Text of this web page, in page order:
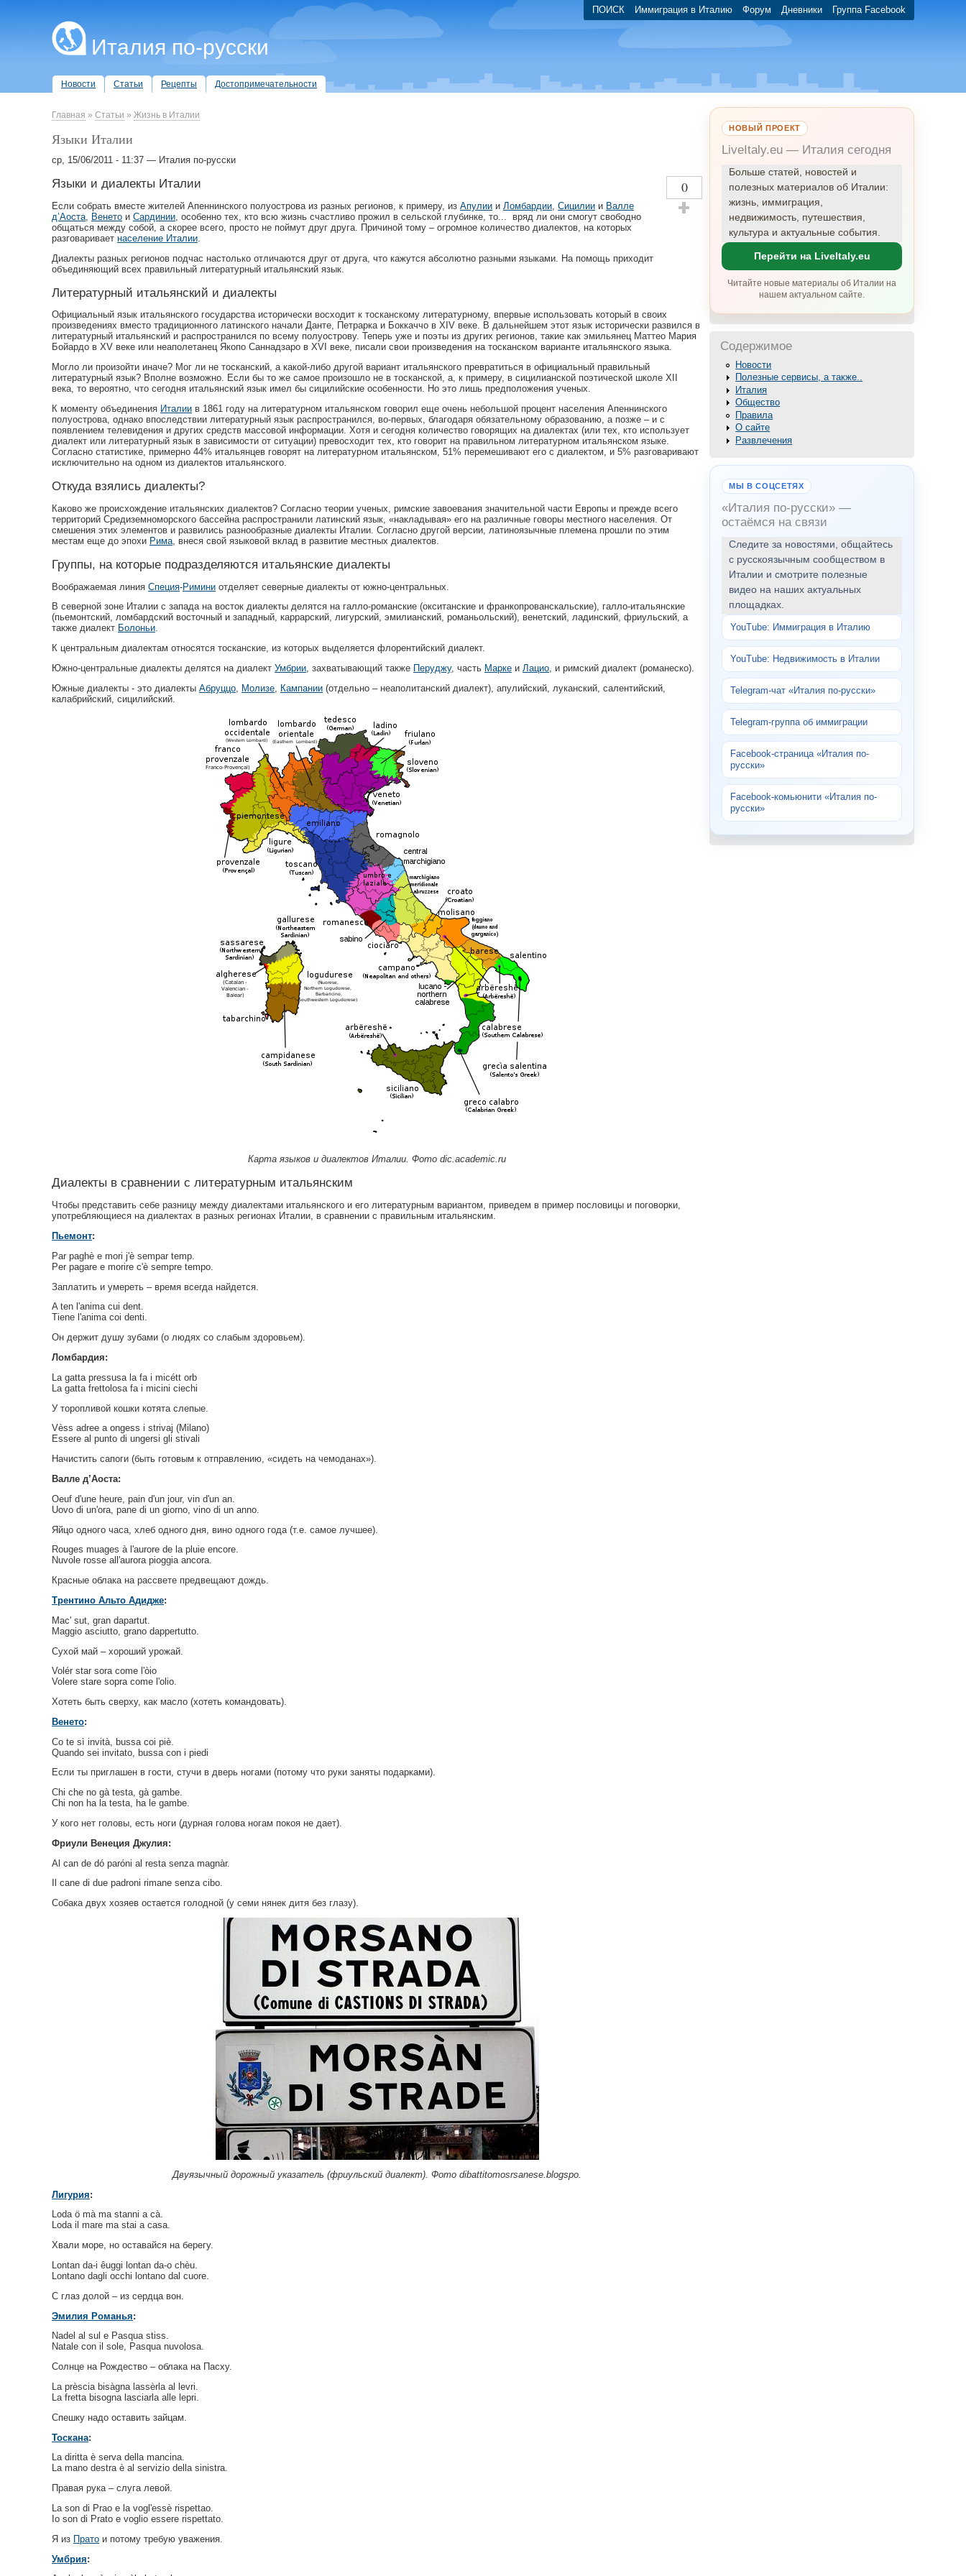
Италия по-русски
ПОИСК Иммиграция в Италию Форум Дневники Группа Facebook
Новости Статьи Рецепты Достопримечательности
Главная » Статьи » Жизнь в Италии
Языки Италии
ср, 15/06/2011 - 11:37 — Италия по-русски
0
Оставить плюсик!
Языки и диалекты Италии
Если собрать вместе жителей Апеннинского полуострова из разных регионов, к примеру, из Апулии и Ломбардии Сицилии и Валле
д’Аоста
Венето и Сардинии , особенно тех, кто всю жизнь счастливо прожил в сельской глубинке, то... вряд ли они смогут свободно
общаться между собой, а скорее всего, просто не поймут друг друга. Причиной тому – огромное количество диалектов, на которых
разговаривает население Италии
Диалекты разных регионов подчас настолько отличаются друг от друга, что кажутся абсолютно разными языками. На помощь приходит
объединяющий всех правильный литературный итальянский язык.
Литературный итальянский и диалекты
Официальный язык итальянского государства исторически восходит к тосканскому литературному, впервые использовать который в своих
произведениях вместо традиционного латинского начали Данте, Петрарка и Боккаччо в XIV веке. В дальнейшем этот язык исторически развился в
литературный итальянский и распространился по всему полуострову. Теперь уже и поэты из других регионов, такие как эмильянец Маттео Мария
Бойардо в XV веке или неаполетанец Якопо Саннадзаро в XVI веке, писали свои произведения на тосканском варианте итальянского языка.
Могло ли произойти иначе? Мог ли не тосканский, а какой-либо другой вариант итальянского превратиться в официальный правильный
литературный язык? Вполне возможно. Если бы то же самое произошло не в тосканской, а, к примеру, в сицилианской поэтической школе XII
века, то вероятно, что сегодня итальянский язык имел бы сицилийские особенности. Но это лишь предположения ученых.
К моменту объединения Италии в 1861 году на литературном итальянском говорил еще очень небольшой процент населения Апеннинского
полуострова, однако впоследствии литературный язык распространился, во-первых, благодаря обязательному образованию, а позже – и с
появлением телевидения и других средств массовой информации. Хотя и сегодня количество говорящих на диалектах (или тех, кто использует
диалект или литературный язык в зависимости от ситуации) превосходит тех, кто говорит на правильном литературном итальянском языке.
Согласно статистике, примерно 44% итальянцев говорят на литературном итальянском, 51% перемешивают его с диалектом, и 5% разговаривают
исключительно на одном из диалектов итальянского.
Откуда взялись диалекты?
Каково же происхождение итальянских диалектов? Согласно теории ученых, римские завоевания значительной части Европы и прежде всего
территорий Средиземноморского бассейна распространили латинский язык, «накладывая» его на различные говоры местного населения. От
смешения этих элементов и развились разнообразные диалекты Италии. Согласно другой версии, латиноязычные племена прошли по этим
местам еще до эпохи Рима , внеся свой языковой вклад в развитие местных диалектов.
Группы, на которые подразделяются итальянские диалекты
Воображаемая линия Специя-Римини отделяет северные диалекты от южно-центральных.
В северной зоне Италии с запада на восток диалекты делятся на галло-романские (окситанские и франкопрованскальские), галло-итальянские
(пьемонтский, ломбардcкий восточный и западный, каррарский, лигурский, эмилианский, романьольский), венетский, ладинский, фриульский, а
также диалект Болоньи.
К центральным диалектам относятся тосканские, из которых выделяется флорентийский диалект.
Южно-центральные диалекты делятся на диалект Умбрии , захватывающий также Перуджу, часть Марке и Лацио , и римский диалект (романеско).
Южные диалекты - это диалекты Абруццо Молизе Кампании (отдельно – неаполитанский диалект), апулийский, луканский, салентийский,
калабрийский, сицилийский.
Карта языков и диалектов Италии. Фото dic.academic.ru
Диалекты в сравнении с литературным итальянским
Чтобы представить себе разницу между диалектами итальянского и его литературным вариантом, приведем в пример пословицы и поговорки,
употребляющиеся на диалектах в разных регионах Италии, в сравнении с правильным итальянским.
Пьемонт:
Par paghè e mori j'è sempar temp.
Per pagare e morire c'è sempre tempo.
Заплатить и умереть – время всегда найдется.
A ten l'anima cui dent.
Tiene l'anima coi denti.
Он держит душу зубами (о людях со слабым здоровьем).
Ломбардия:
La gatta pressusa la fa i micétt orb
La gatta frettolosa fa i micini ciechi
У торопливой кошки котята слепые.
Vèss adree a ongess i strivaj (Milano)
Essere al punto di ungersi gli stivali
Начистить сапоги (быть готовым к отправлению, «сидеть на чемоданах»).
Валле д’Аоста:
Oeuf d'une heure, pain d'un jour, vin d'un an.
Uovo di un'ora, pane di un giorno, vino di un anno.
Яйцо одного часа, хлеб одного дня, вино одного года (т.е. самое лучшее).
Rouges muages à l'aurore de la pluie encore.
Nuvole rosse all'aurora pioggia ancora.
Красные облака на рассвете предвещают дождь.
Трентино Альто Адидже:
Mac' sut, gran dapartut.
Maggio asciutto, grano dappertuttо.
Сухой май – хороший урожай.
Volér star sora come l'òio
Volere stare sopra come l'olio.
Хотеть быть сверху, как масло (хотеть командовать).
Венето:
Co te sì invità, bussa coi piè.
Quando sei invitato, bussa con i piedi
Если ты приглашен в гости, стучи в дверь ногами (потому что руки заняты подарками).
Chi che no gà testa, gà gambe.
Chi non ha la testa, ha le gambe.
У кого нет головы, есть ноги (дурная голова ногам покоя не дает).
Фриули Венеция Джулия:
Al can de dó paróni al resta senza magnàr.
Il cane di due padroni rimane senza cibo.
Собака двух хозяев остается голодной (у семи нянек дитя без глазу).
Двуязычный дорожный указатель (фриульский диалект). Фото dibattitomosrsanese.blogspo.
Лигурия:
Loda ö mà ma stanni a cà.
Loda il mare ma stai a casa.
Хвали море, но оставайся на берегу.
Lontan da-i êuggi lontan da-o chèu.
Lontano dagli occhi lontano dal cuore.
С глаз долой – из сердца вон.
Эмилия Романья:
Nadel al sul e Pasqua stiss.
Natale con il sole, Pasqua nuvolosa.
Солнце на Рождество – облака на Пасху.
La prèscia bisàgna lassèrla al levri.
La fretta bisogna lasciarla alle lepri.
Спешку надо оставить зайцам.
Тоскана:
La diritta è serva della mancina.
La mano destra è al servizio della sinistra.
Правая рука – слуга левой.
La son di Prao e la vogl'essè rispettao.
Io son di Prato e voglio essere rispettato.
Я из Прато и потому требую уважения.
Умбрия:
НОВЫЙ ПРОЕКТ
LiveItaly.eu — Италия сегодня
Больше статей, новостей и
полезных материалов об Италии:
жизнь, иммиграция,
недвижимость, путешествия,
культура и актуальные события.
Перейти на LiveItaly.eu
Читайте новые материалы об Италии на
нашем актуальном сайте.
Содержимое
Новости
Полезные сервисы, а также..
Италия
Общество
Правила
О сайте
Развлечения
МЫ В СОЦСЕТЯХ
«Италия по-русски» —
остаёмся на связи
Следите за новостями, общайтесь
с русскоязычным сообществом в
Италии и смотрите полезные
видео на наших актуальных
площадках.
YouTube: Иммиграция в Италию
YouTube: Недвижимость в Италии
Telegram-чат «Италия по-русски»
Telegram-группа об иммиграции
Facebook-страница «Италия по-
русски»
Facebook-комьюнити «Италия по-
русски»